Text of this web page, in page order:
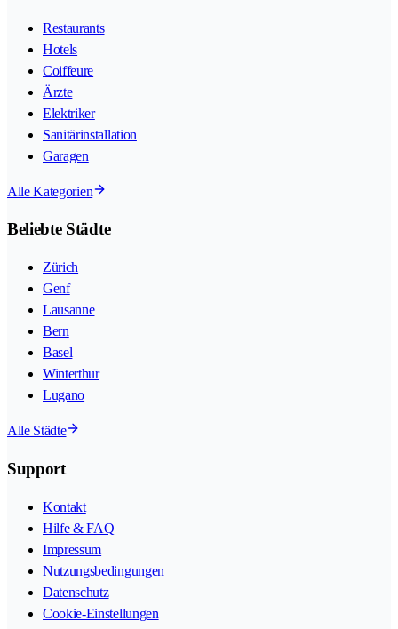
Restaurants
Hotels
Coiffeure
Ärzte
Elektriker
Sanitärinstallation
Garagen
Alle Kategorien
Beliebte Städte
Zürich
Genf
Lausanne
Bern
Basel
Winterthur
Lugano
Alle Städte
Support
Kontakt
Hilfe & FAQ
Impressum
Nutzungsbedingungen
Datenschutz
Cookie-Einstellungen